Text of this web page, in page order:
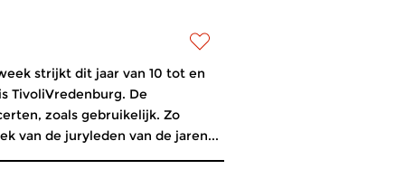
strijkt dit jaar van 10 tot en
TivoliVredenburg. De
zoals gebruikelijk. Zo
van de juryleden van de jaren...